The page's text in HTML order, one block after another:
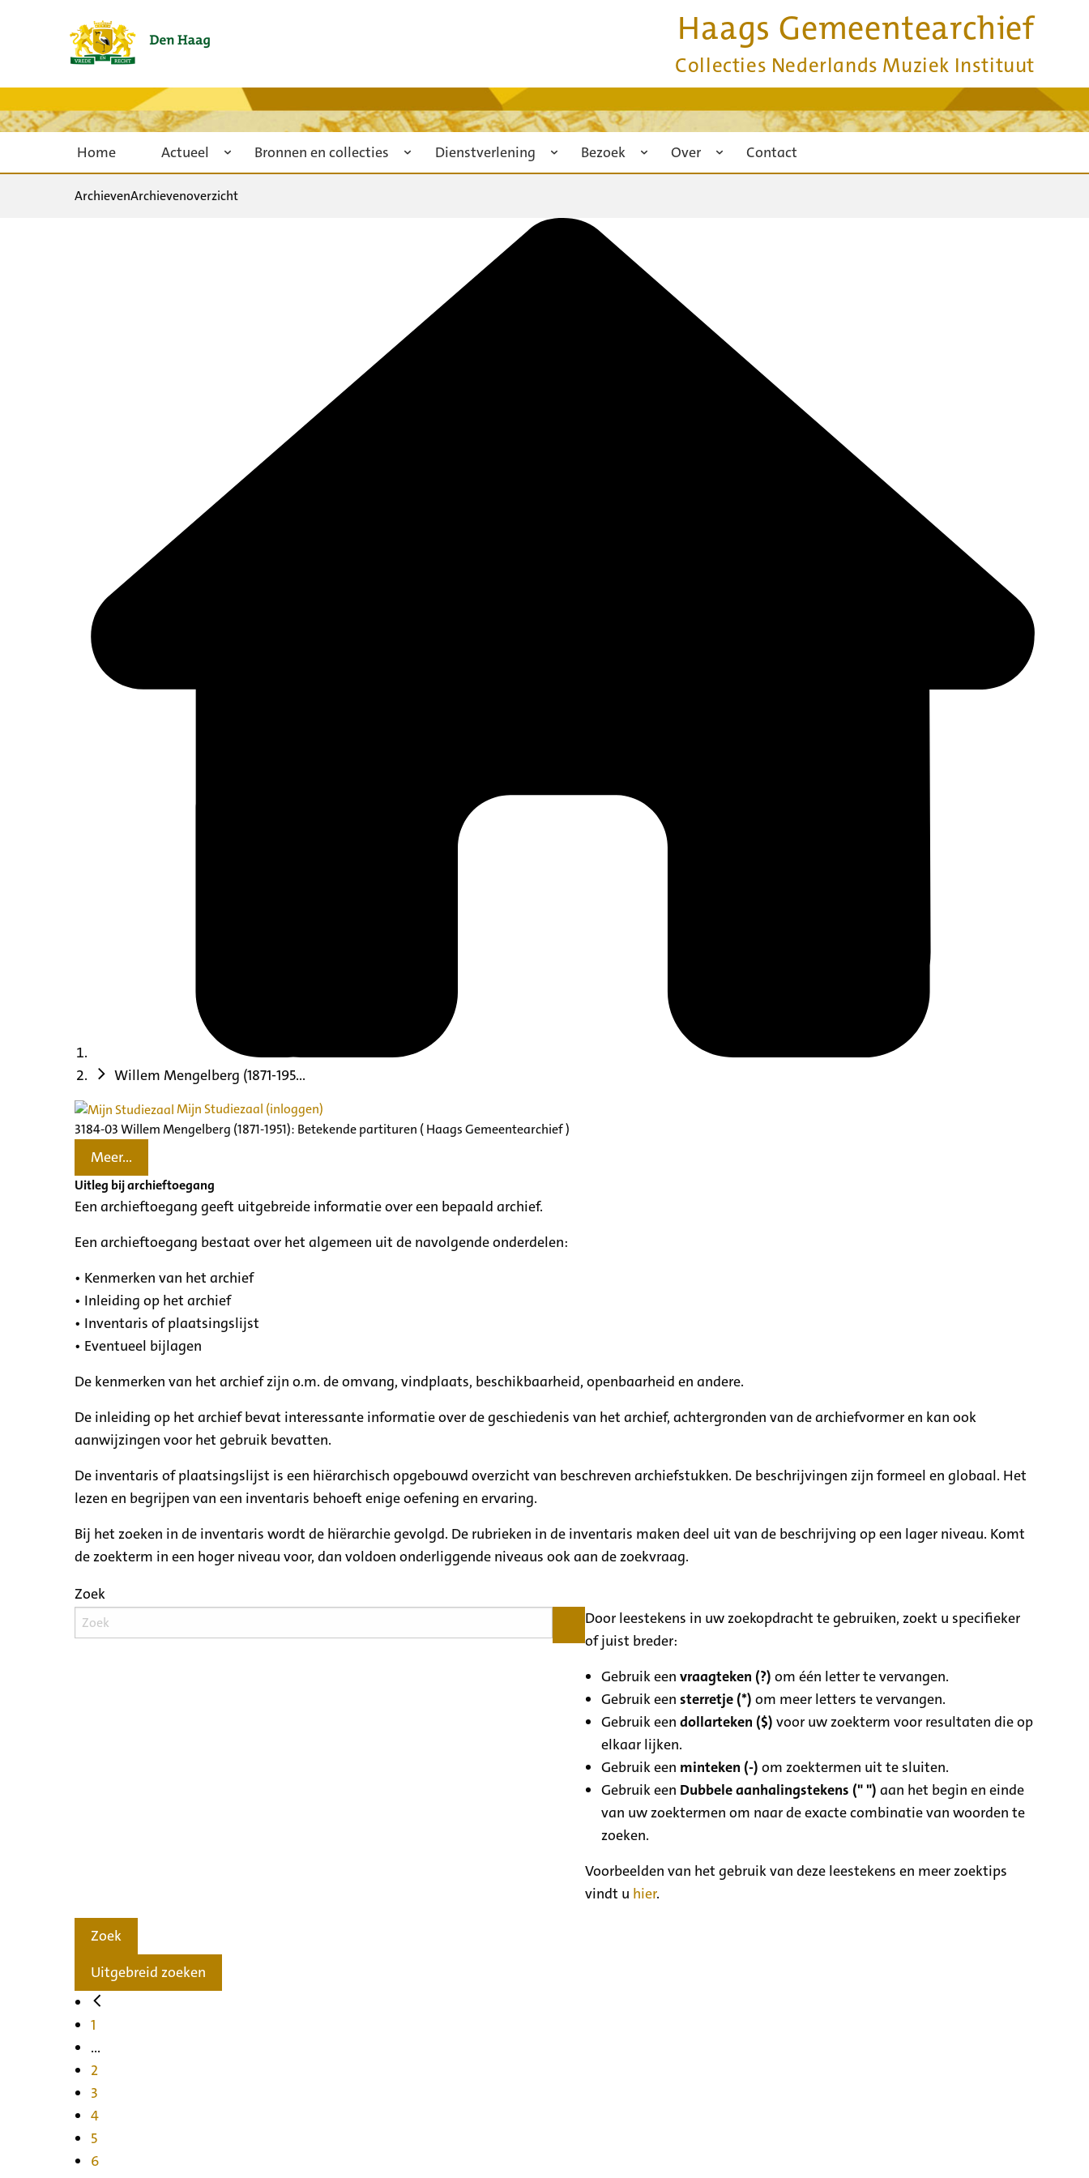
Haags Gemeentearchief
Collecties Nederlands Muziek Instituut
Home Actueel Bronnen en collecties Dienstverlening Bezoek Over Contact
ArchievenArchievenoverzicht
Willem Mengelberg (1871-195...
Mijn Studiezaal (inloggen)
3184-03 Willem Mengelberg (1871-1951): Betekende partituren ( Haags Gemeentearchief )
Meer...
Uitleg bij archieftoegang
Een archieftoegang geeft uitgebreide informatie over een bepaald archief.
Een archieftoegang bestaat over het algemeen uit de navolgende onderdelen:
• Kenmerken van het archief
• Inleiding op het archief
• Inventaris of plaatsingslijst
• Eventueel bijlagen
De kenmerken van het archief zijn o.m. de omvang, vindplaats, beschikbaarheid, openbaarheid en andere.
De inleiding op het archief bevat interessante informatie over de geschiedenis van het archief, achtergronden van de archiefvormer en kan ook
aanwijzingen voor het gebruik bevatten.
De inventaris of plaatsingslijst is een hiërarchisch opgebouwd overzicht van beschreven archiefstukken. De beschrijvingen zijn formeel en globaal. Het
lezen en begrijpen van een inventaris behoeft enige oefening en ervaring.
Bij het zoeken in de inventaris wordt de hiërarchie gevolgd. De rubrieken in de inventaris maken deel uit van de beschrijving op een lager niveau. Komt
de zoekterm in een hoger niveau voor, dan voldoen onderliggende niveaus ook aan de zoekvraag.
Zoek
Door leestekens in uw zoekopdracht te gebruiken, zoekt u specifieker
of juist breder:
Gebruik eenvraagteken (?) om één letter te vervangen.
Gebruik eensterretje (*) om meer letters te vervangen.
Gebruik eendollarteken ($) voor uw zoekterm voor resultaten die op
elkaar lijken.
Gebruik een minteken (-) om zoektermen uit te sluiten.
Gebruik een Dubbele aanhalingstekens (" ") aan het begin en einde
van uw zoektermen om naar de exacte combinatie van woorden te
zoeken.
Voorbeelden van het gebruik van deze leestekens en meer zoektips
vindt u hier.
Zoek
Uitgebreid zoeken
1
...
2
3
4
5
6